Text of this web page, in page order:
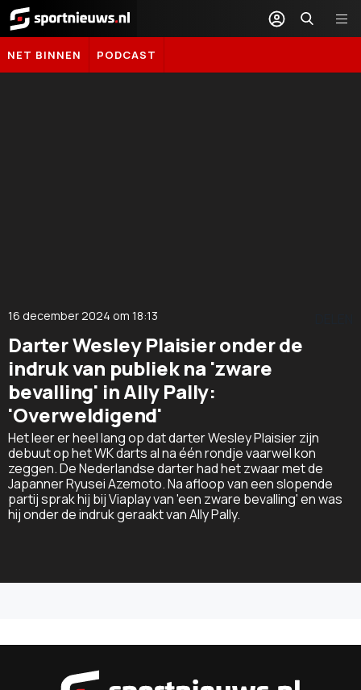
Sportnieuws.nl
NET BINNEN PODCAST
16 december 2024 om 18:13
Darter Wesley Plaisier onder de
indruk van publiek na 'zware
bevalling' in Ally Pally:
'Overweldigend'
Het leer er heel lang op dat darter Wesley Plaisier zijn
debuut op het WK darts al na één rondje vaarwel kon
zeggen. De Nederlandse darter had het zwaar met de
Japanner Ryusei Azemoto. Na afloop van een slopende
partij sprak hij bij Viaplay van 'een zware bevalling' en was
hij onder de indruk geraakt van Ally Pally.